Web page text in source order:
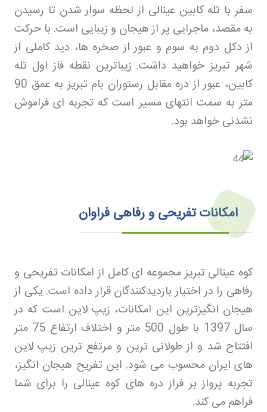
سفر با تله کابین عینالی از لحظه سوار شدن تا رسیدن
به مقصد، ماجرایی پر از هیجان و زیبایی است. با حرکت
از دکل دوم به سوم و عبور از صخره ها، دید کاملی از
شهر تبریز خواهید داشت. زیباترین نقطه فاز اول تله
کابین، عبور از دره مقابل رستوران بام تبریز به عمق 90
متر به سمت انتهای مسیر است که تجربه ای فراموش
نشدنی خواهد بود.
امکانات تفریحی و رفاهی فراوان
کوه عینالی تبریز مجموعه ای کامل از امکانات تفریحی و
رفاهی را در اختیار بازدیدکنندگان قرار داده است. یکی از
هیجان انگیزترین این امکانات، زیپ لاین است که در
سال 1397 با طول 500 متر و اختلاف ارتفاع 75 متر
افتتاح شد و از طولانی ترین و مرتفع ترین زیپ لاین
های ایران محسوب می شود. این تفریح هیجان انگیز،
تجربه پرواز بر فراز دره های کوه عینالی را برای شما
فراهم می کند.